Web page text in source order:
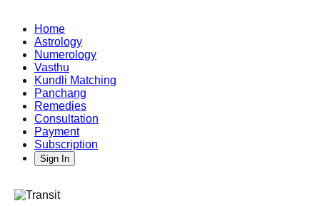
Home
Astrology
Numerology
Vasthu
Kundli Matching
Panchang
Remedies
Consultation
Payment
Subscription
Sign In